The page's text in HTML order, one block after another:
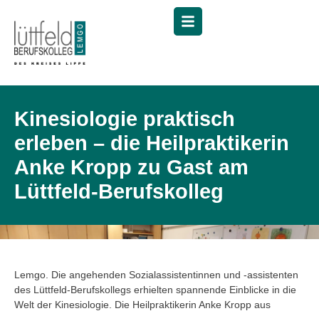
Menü
Kinesiologie praktisch
erleben – die Heilpraktikerin
Anke Kropp zu Gast am
Lüttfeld-Berufskolleg
Lemgo. Die angehenden Sozialassistentinnen und -assistenten
des Lüttfeld-Berufskollegs erhielten spannende Einblicke in die
Welt der Kinesiologie. Die Heilpraktikerin Anke Kropp aus